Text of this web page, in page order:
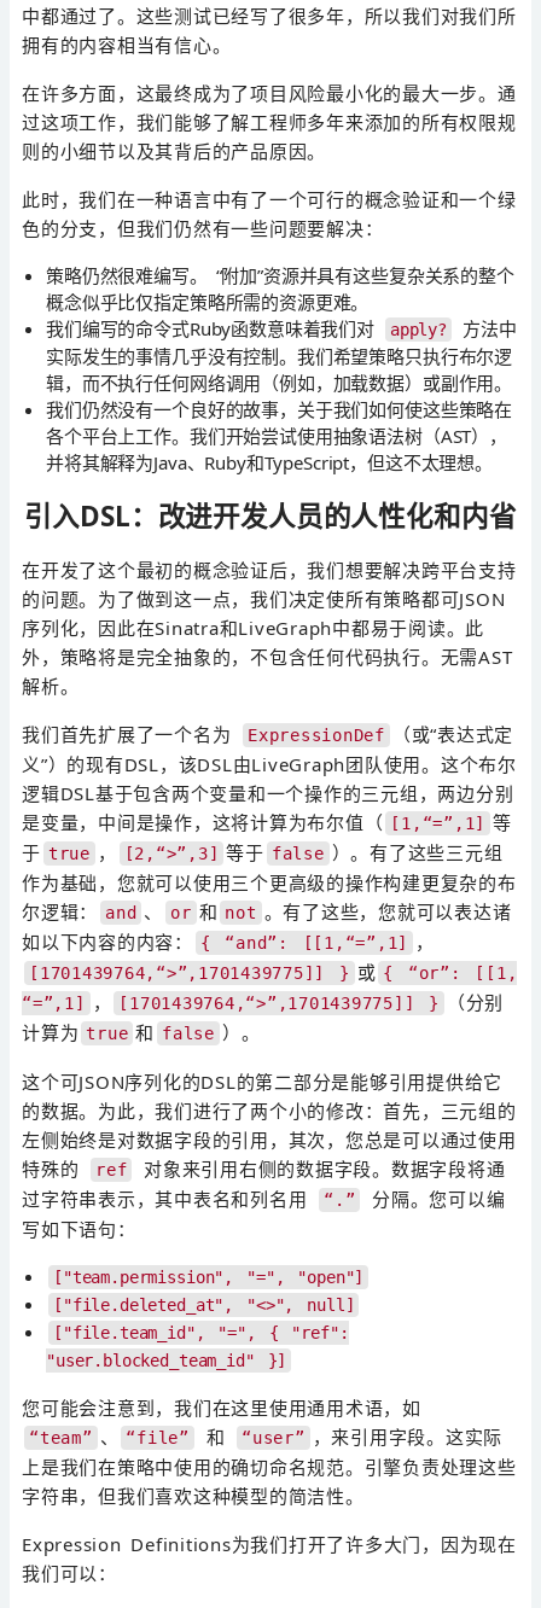
中都通过了。这些测试已经写了很多年，所以我们对我们所
拥有的内容相当有信心。
在许多方面，这最终成为了项目风险最小化的最大一步。通
过这项工作，我们能够了解工程师多年来添加的所有权限规
则的小细节以及其背后的产品原因。
此时，我们在一种语言中有了一个可行的概念验证和一个绿
色的分支，但我们仍然有一些问题要解决：
策略仍然很难编写。 “附加”资源并具有这些复杂关系的整个
概念似乎比仅指定策略所需的资源更难。
我们编写的命令式Ruby函数意味着我们对
apply?
方法中
实际发生的事情几乎没有控制。我们希望策略只执行布尔逻
辑，而不执行任何网络调用（例如，加载数据）或副作用。
我们仍然没有一个良好的故事，关于我们如何使这些策略在
各个平台上工作。我们开始尝试使用抽象语法树（AST），
并将其解释为Java、Ruby和TypeScript，但这不太理想。
引入DSL：改进开发人员的人性化和内省
在开发了这个最初的概念验证后，我们想要解决跨平台支持
的问题。为了做到这一点，我们决定使所有策略都可JSON
序列化，因此在Sinatra和LiveGraph中都易于阅读。此
外，策略将是完全抽象的，不包含任何代码执行。无需AST
解析。
我们首先扩展了一个名为
ExpressionDef
（或“表达式定
义”）的现有DSL，该DSL由LiveGraph团队使用。这个布尔
逻辑DSL基于包含两个变量和一个操作的三元组，两边分别
是变量，中间是操作，这将计算为布尔值（
[1,“=”,1]
等
于 true ， [2,“>”,3] 等于 false ）。有了这些三元组
作为基础，您就可以使用三个更高级的操作构建更复杂的布
尔逻辑：
and 、 or 和 not 。有了这些，您就可以表达诸
如以下内容的内容：
{ “and”: [[1,“=”,1] ，
[1701439764,“>”,1701439775]] } 或 { “or”: [[1,
“=”,1]
， [1701439764,“>”,1701439775]] }
（分别
计算为 true 和 false ）。
这个可JSON序列化的DSL的第二部分是能够引用提供给它
的数据。为此，我们进行了两个小的修改：首先，三元组的
左侧始终是对数据字段的引用，其次，您总是可以通过使用
特殊的
ref
对象来引用右侧的数据字段。数据字段将通
过字符串表示，其中表名和列名用
“.”
分隔。您可以编
写如下语句：
["team.permission", "=", "open"]
["file.deleted_at", "<>", null]
["file.team_id", "=", { "ref":
"user.blocked_team_id" }]
您可能会注意到，我们在这里使用通用术语，如
“team” 、 “file” 和 “user”
，来引用字段。这实际
上是我们在策略中使用的确切命名规范。引擎负责处理这些
字符串，但我们喜欢这种模型的简洁性。
Expression Definitions为我们打开了许多大门，因为现在
我们可以：